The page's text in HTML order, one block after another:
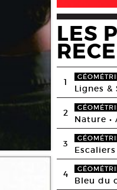
LES
1
Lignes &
2
Nature •
3
Escaliers
4
Bleu du